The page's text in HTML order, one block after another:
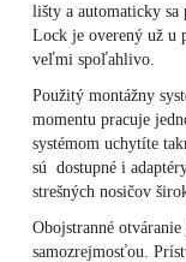
lišty a automaticky
Lock je overený už u
veľmi spoľahlivo.
Použitý montážny
momentu pracuje
systémom uchytíte
sú dostupné i
strešných nosičov
Obojstranné
samozrejmosťou.